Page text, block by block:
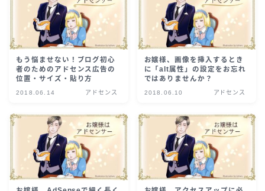
もう悩ませない！ブログ初心
者のためのアドセンス広告の
位置・サイズ・貼り方
2018.06.14 アドセンス
お嬢様、画像を挿入するとき
に「alt属性」の設定をお忘れ
ではありませんか？
2018.06.10 アドセンス